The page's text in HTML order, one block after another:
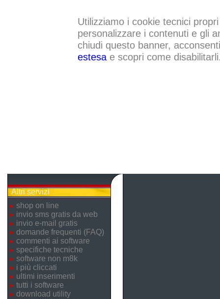
Utilizziamo i cookie tecnici
personalizzare i contenuti e gli
chiudi questo banner,
estesae scopri come
Altri servizi
shop on line
invio sms gratis da web
invio e-mail gratis
domande frequenti (FAQ)
commenti ai software
specifiche tecniche
software non m8k
i più cliccati
ultimi inserimenti
tutti i software
download utility